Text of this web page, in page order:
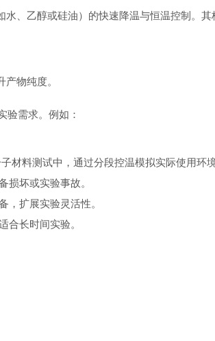
水、乙醇或硅油）的快速降温与恒温控制。其
物纯度。
需求。例如：
材料测试中，通过分段控温模拟实际使用环境
损坏或实验事故。
，扩展实验灵活性。
合长时间实验。